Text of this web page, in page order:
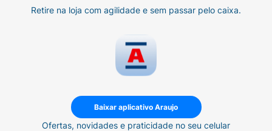
Retire na loja com agilidade e sem passar pelo caixa.
Baixar aplicativo Araujo
Ofertas, novidades e praticidade no seu celular